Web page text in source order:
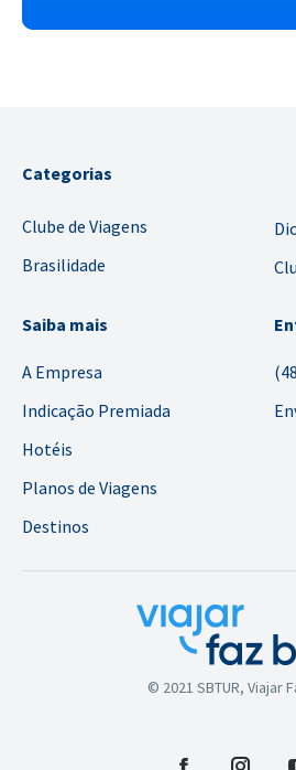
Categorias
Clube de Viagens
Brasilidade
Saiba mais
A Empresa
Indicação Premiada
Hotéis
Planos de Viagens
Destinos
© 2021 SBTUR, Viajar